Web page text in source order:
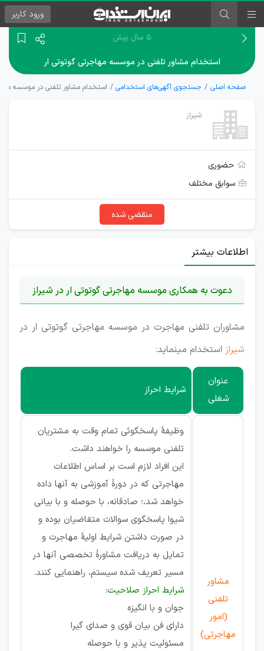
ورود کاربر
۵ سال پیش
استخدام مشاور تلفنی در موسسه مهاجرتی گوتوتی ار
صفحه اصلی جستجوی آگهی‌های استخدامی استخدام مشاور تلفنی در موسسه
شیراز
حضوری
سوابق مختلف
منقضی شده
اطلاعات بیشتر
دعوت به همکاری موسسه مهاجرتی گوتوتی ار در شیراز
مشاوران تلفنی مهاجرت در موسسه مهاجرتی گوتوتی ار در
شیراز استخدام مینماید:
عنوان
شغلی
شرایط احراز
مشاور
تلفنی
(امور
مهاجرتی)
وظیفۀ پاسخگوئی تمام وقت به مشتریان
تلفنی موسسه را خواهند داشت.
این افراد لازم است بر اساس اطلاعات
مهاجرتی که در دورۀ‌ آموزشی به آنها داده
خواهد شد،؛ صادقانه، با حوصله و با بیانی
شیوا پاسخگوی سوالات متقاضیان بوده و
در صورت داشتن شرایط اولیۀ مهاجرت و
تمایل به دریافت مشاورۀ‌ تخصصی آنها در
مسیر تعریف شده سیستم، راهنمایی کنند.
شرایط احراز صلاحیت:
جوان و با انگیزه
دارای فن بیان قوی و صدای گیرا
مسئولیت پذیر و با حوصله